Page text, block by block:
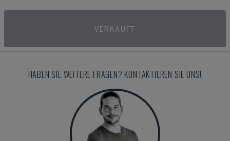
VERKAUFT
HABEN SIE WEITERE FRAGEN? KONTAKTIEREN SIE UNS!